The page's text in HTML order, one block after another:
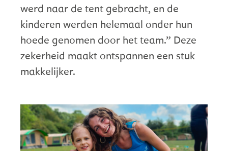
werd naar de tent gebracht, en de
kinderen werden helemaal onder hun
hoede genomen door het team.” Deze
zekerheid maakt ontspannen een stuk
makkelijker.